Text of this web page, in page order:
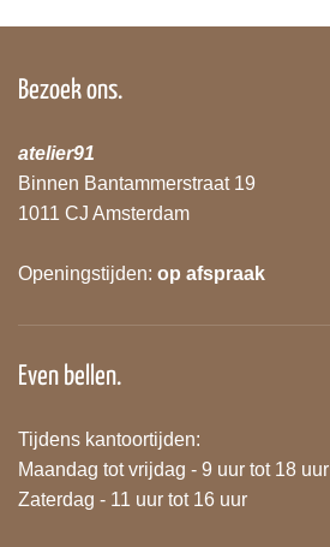
Bezoek ons.
atelier91
Binnen Bantammerstraat 19
1011 CJ Amsterdam
Openingstijden: op afspraak
Even bellen.
Tijdens kantoortijden:
Maandag tot vrijdag - 9 uur tot 18 uur
Zaterdag - 11 uur tot 16 uur